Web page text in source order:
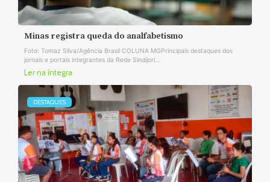
Minas registra queda do analfabetismo
Foto: Tomaz Silva/Agência Brasil COLUNA MGPrincipais destaques dos
jornais e portais integrantes da Rede Sindijori...
Ler na íntegra
DESTAQUES